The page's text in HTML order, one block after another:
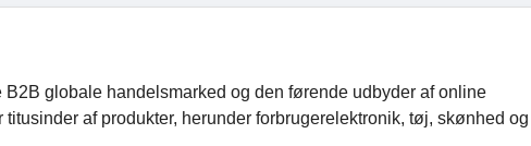
globale handelsmarked og den førende udbyder af online
af produkter, herunder forbrugerelektronik, tøj, skønhed og